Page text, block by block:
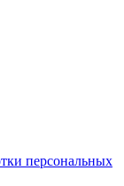
персональных